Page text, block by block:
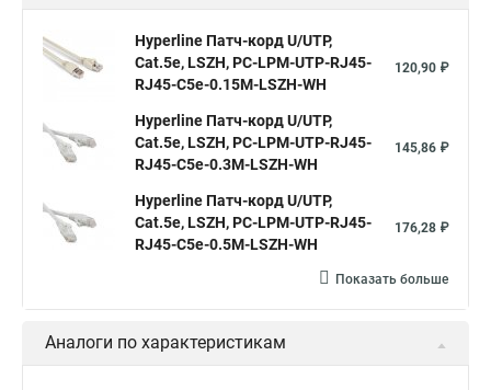
Hyperline Патч-корд U/UTP,
Cat.5е, LSZH, PC-LPM-UTP-RJ45-
RJ45-C5e-0.15M-LSZH-WH
120,90 ₽
Hyperline Патч-корд U/UTP,
Cat.5е, LSZH, PC-LPM-UTP-RJ45-
RJ45-C5e-0.3M-LSZH-WH
145,86 ₽
Hyperline Патч-корд U/UTP,
Cat.5e, LSZH, PC-LPM-UTP-RJ45-
RJ45-C5e-0.5M-LSZH-WH
176,28 ₽
Показать больше
Аналоги по характеристикам